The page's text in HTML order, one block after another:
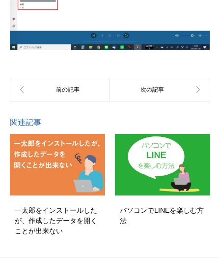
関連記事
一太郎をインストールした
が、作成したデータを開く
ことが出来ない
パソコンでLINEを楽しむ方
法